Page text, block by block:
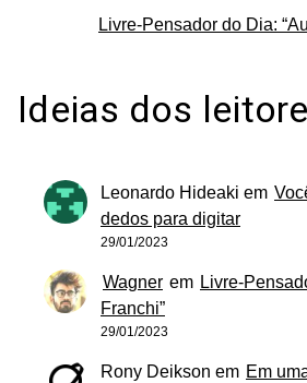
Livre-Pensador do Dia:
Ideias dos
Leonardo Hideaki em
dedos para digitar
29/01/2023
Wagner em Livre-
Franchi”
29/01/2023
Rony Deikson em Em